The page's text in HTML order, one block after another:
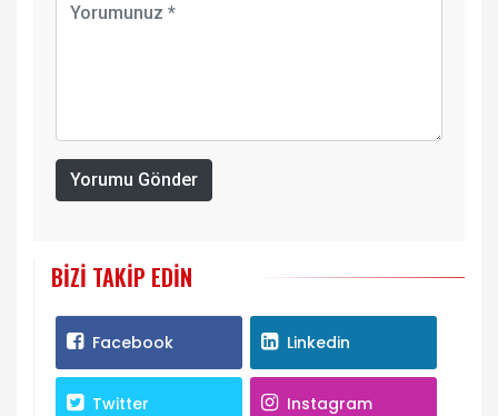
Yorumu Gönder
BIZI TAKIP EDIN
Facebook Linkedin
Twitter Instagram